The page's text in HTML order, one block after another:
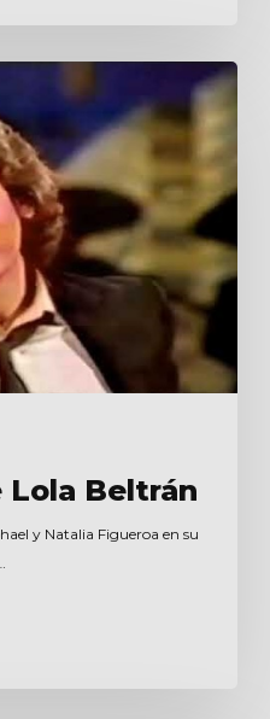
Lola Beltrán
y Natalia Figueroa en su